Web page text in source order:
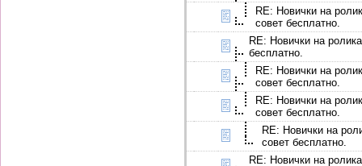
RE: Новички на
совет бесплатно.
RE: Новички на
бесплатно.
RE: Новички на
совет бесплатно.
RE: Новички на
совет бесплатно.
RE: Новички на
совет бесплатно.
RE: Новички на